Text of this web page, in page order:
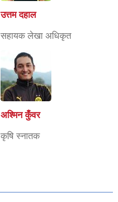
उत्तम दहाल
सहायक लेखा अधिकृत
अश्मिन कुँवर
कृषि स्नातक